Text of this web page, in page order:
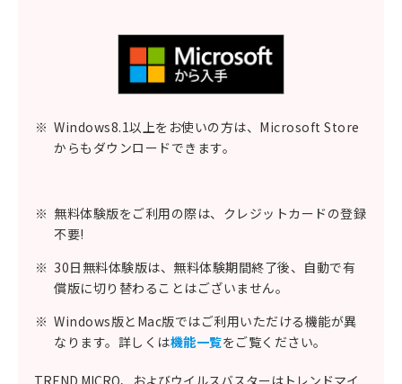
※ Windows8.1以上をお使いの方は、Microsoft Store
からもダウンロードできます。
※ 無料体験版をご利用の際は、クレジットカードの登録
不要!
※ 30日無料体験版は、無料体験期間終了後、自動で有
償版に切り替わることはございません。
※ Windows版とMac版ではご利用いただける機能が異
なります。詳しくは機能一覧をご覧ください。
TREND MICRO、およびウイルスバスターはトレンドマイ